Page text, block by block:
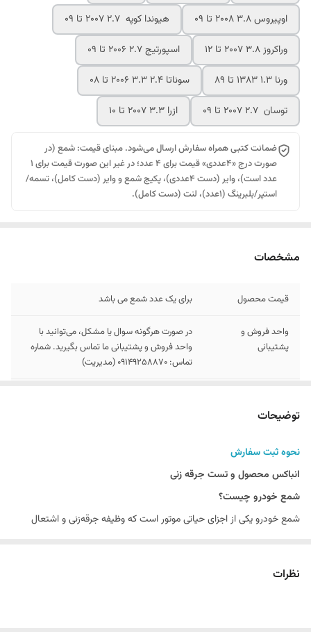
اوپیروس 3.8 2008 تا 09
هیوندا کوپه 2.7 2007 تا 09
وراکروز 3.8 2007 تا 12
اسپورتیج 2.7 2006 تا 09
ورنا 1.3 1383 تا 89
سوناتا 2.4 3.3 2006 تا 08
توسان 2.7 2007 تا 09
ازرا 3.3 2007 تا 10
ضمانت کتبی همراه سفارش ارسال می‌شود. مبنای قیمت: شمع (در
صورت درج «۴عددی» قیمت برای ۴ عدد؛ در غیر این صورت قیمت برای ۱
عدد است)، وایر (دست ۴عددی)، پکیج شمع و وایر (دست کامل)، تسمه/
استپر/بلبرینگ (۱عدد)، لنت (دست کامل).
مشخصات
قیمت محصول برای یک عدد شمع می باشد
واحد فروش و
پشتیبانی
در صورت هرگونه سوال یا مشکل، می‌توانید با
واحد فروش و پشتیبانی ما تماس بگیرید. شماره
تماس: 09149258870 (مدیریت)
30هزار کیلومتر
توضیحات
نحوه ثبت سفارش
انباکس محصول و تست جرقه زنی
شمع خودرو چیست؟
شمع خودرو یکی از اجزای حیاتی موتور است که وظیفه جرقه‌زنی و اشتعال
نظرات